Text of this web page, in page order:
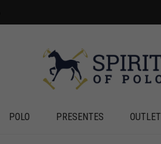
POLO PRESENTES OUTLET